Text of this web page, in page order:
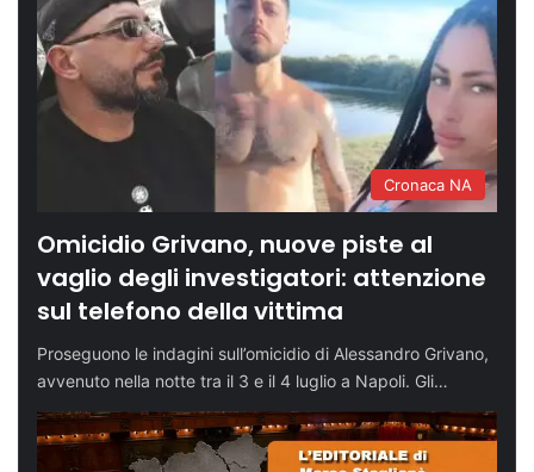
Cronaca NA
Omicidio Grivano, nuove piste al
vaglio degli investigatori: attenzione
sul telefono della vittima
Proseguono le indagini sull’omicidio di Alessandro Grivano,
avvenuto nella notte tra il 3 e il 4 luglio a Napoli. Gli…